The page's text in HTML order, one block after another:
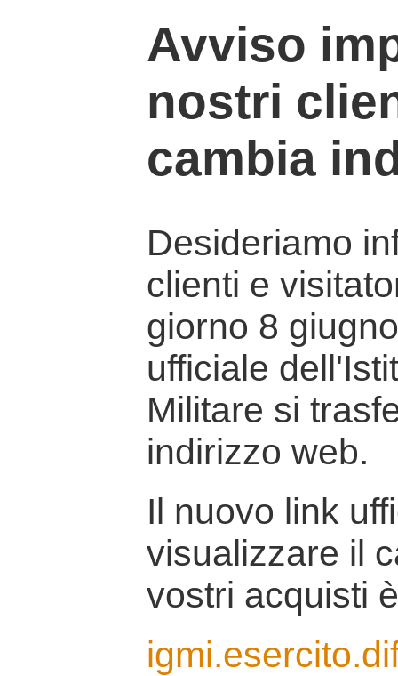
Avviso
nostri
cambia
Desideriamo
clienti e
giorno 8
ufficiale
Militare si
indirizzo web.
Il nuovo link
visualizzare il
vostri acquisti